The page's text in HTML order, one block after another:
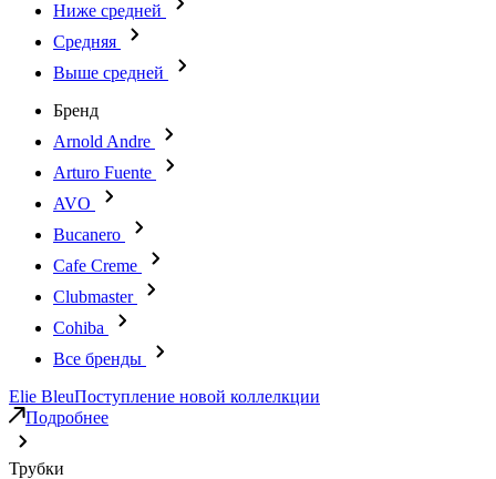
Ниже средней
Средняя
Выше средней
Бренд
Arnold Andre
Arturo Fuente
AVO
Bucanero
Cafe Creme
Clubmaster
Cohiba
Все бренды
Elie BleuПоступление новой коллелкции
Подробнее
Трубки